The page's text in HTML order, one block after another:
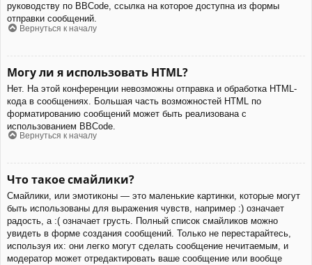
руководству по BBCode, ссылка на которое доступна из формы
отправки сообщений.
Вернуться к началу
Могу ли я использовать HTML?
Нет. На этой конференции невозможны отправка и обработка HTML-
кода в сообщениях. Большая часть возможностей HTML по
форматированию сообщений может быть реализована с
использованием BBCode.
Вернуться к началу
Что такое смайлики?
Смайлики, или эмотиконы — это маленькие картинки, которые могут
быть использованы для выражения чувств, например :) означает
радость, а :( означает грусть. Полный список смайликов можно
увидеть в форме создания сообщений. Только не перестарайтесь,
используя их: они легко могут сделать сообщение нечитаемым, и
модератор может отредактировать ваше сообщение или вообще